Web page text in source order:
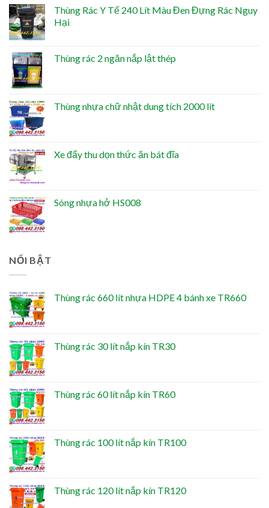
Thùng Rác Y Tế 240 Lít Màu Đen Đựng Rác Nguy
Hại
Thùng rác 2 ngăn nắp lật thép
Thùng nhựa chữ nhật dung tích 2000 lít
Xe đẩy thu dọn thức ăn bát đĩa
Sóng nhựa hở HS008
NỔI BẬT
Thùng rác 660 lít nhựa HDPE 4 bánh xe TR660
Thùng rác 30 lít nắp kín TR30
Thùng rác 60 lít nắp kín TR60
Thùng rác 100 lít nắp kín TR100
Thùng rác 120 lít nắp kín TR120